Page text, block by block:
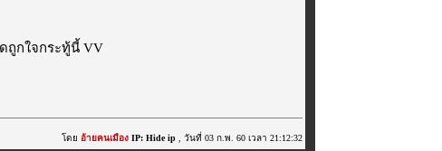
ถูกใจกระทู้นี้ VV
โดย อ้ายคนเมือง IP: Hide ip , วันที่ 03 ก.พ. 60 เวลา 21:12:32